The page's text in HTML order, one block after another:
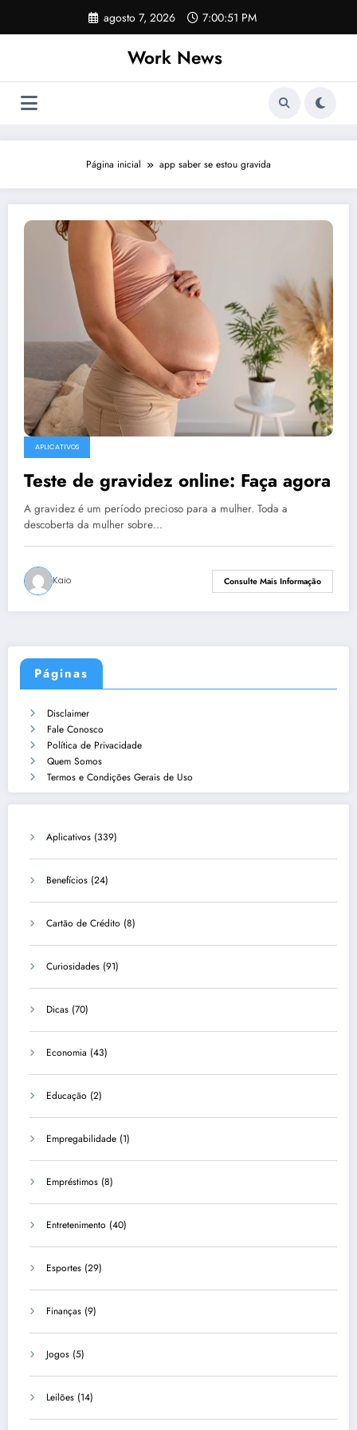
o
agosto 7, 2026 7:00:51 PM
Work News
Página inicial app saber se estou gravida
APLICATIVOS
Teste de gravidez online: Faça agora
A gravidez é um período precioso para a mulher. Toda a
descoberta da mulher sobre…
Kaio Consulte Mais Informação
Páginas
Disclaimer
Fale Conosco
Política de Privacidade
Quem Somos
Termos e Condições Gerais de Uso
Aplicativos (339)
Benefícios (24)
Cartão de Crédito (8)
Curiosidades (91)
Dicas (70)
Economia (43)
Educação (2)
Empregabilidade (1)
Empréstimos (8)
Entretenimento (40)
Esportes (29)
Finanças (9)
Jogos (5)
Leilões (14)